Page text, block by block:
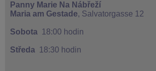
Panny Marie Na Nábřeží
Maria am Gestade, Salvatorgasse 12
Sobota 18:00 hodin
Středa 18:30 hodin